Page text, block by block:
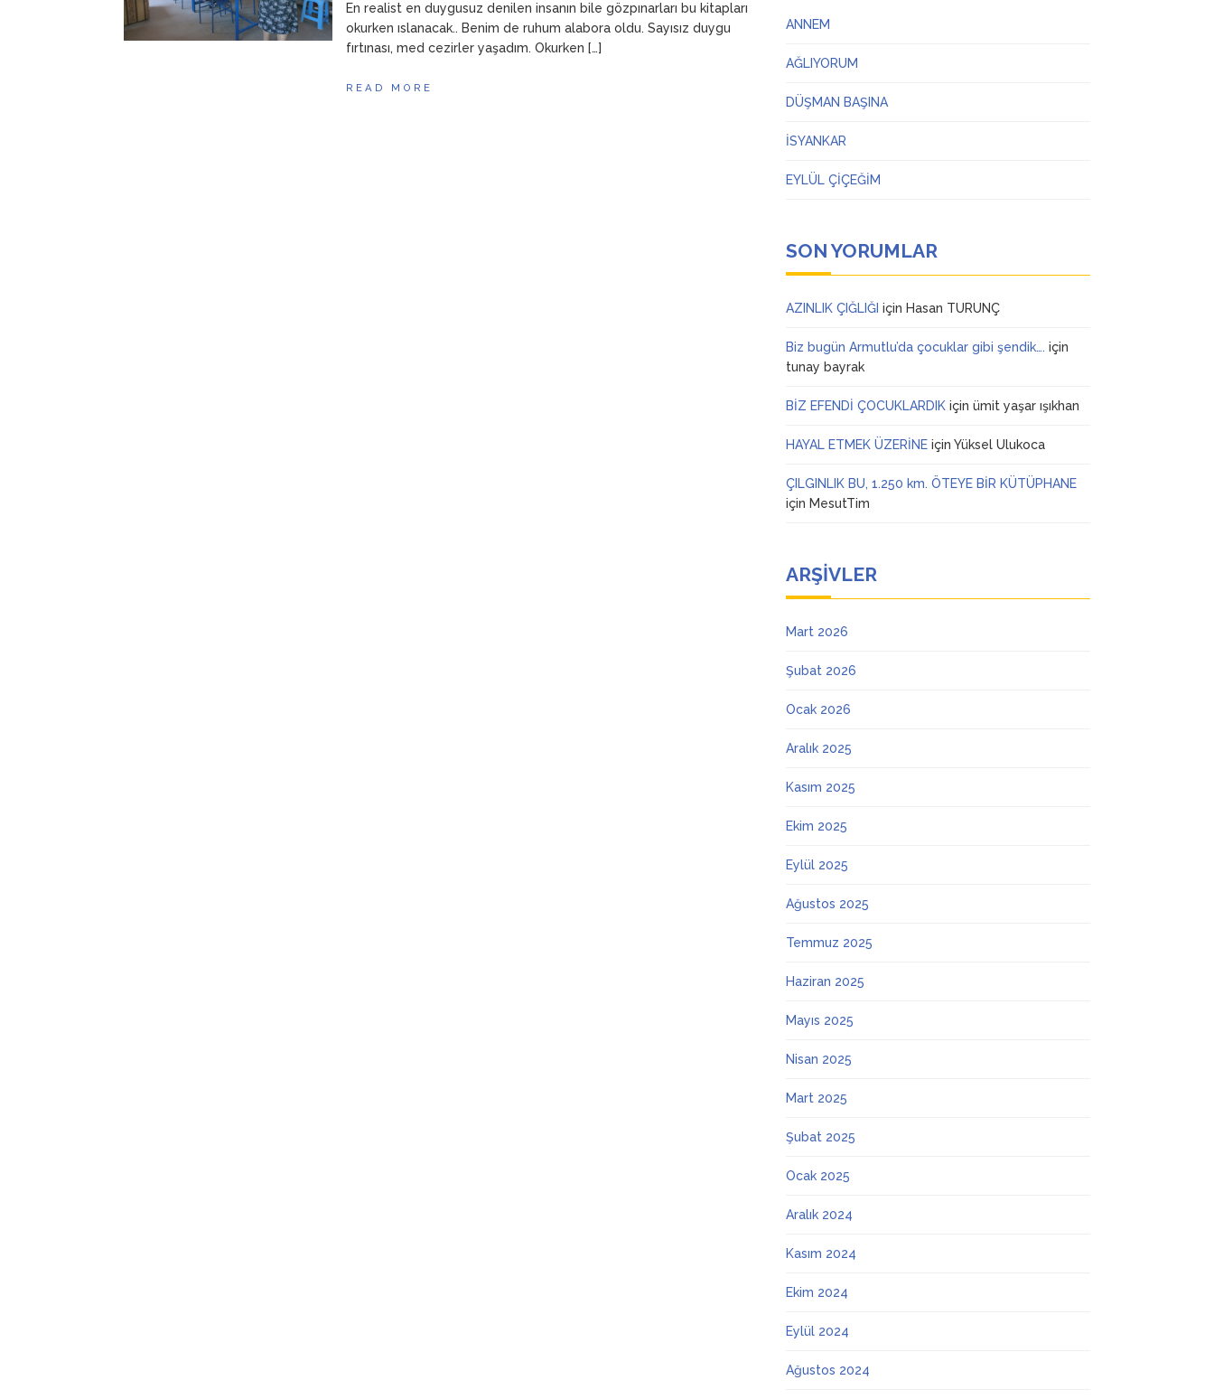
En realist en duygusuz denilen insanın bile gözpınarları bu kitapları
okurken ıslanacak.. Benim de ruhum alabora oldu. Sayısız duygu
fırtınası, med cezirler yaşadım. Okurken […]
READ MORE
ANNEM
AĞLIYORUM
DÜŞMAN BAŞINA
İSYANKAR
EYLÜL ÇİÇEĞİM
SON YORUMLAR
AZINLIK ÇIĞLIĞI için Hasan TURUNÇ
Biz bugün Armutlu’da çocuklar gibi şendik…. için
tunay bayrak
BİZ EFENDİ ÇOCUKLARDIK içinümit yaşar ışıkhan
HAYAL ETMEK ÜZERİNE içinYüksel Ulukoca
ÇILGINLIK BU, 1.250 km. ÖTEYE BİR KÜTÜPHANE
için MesutTim
ARŞIVLER
Mart 2026
Şubat 2026
Ocak 2026
Aralık 2025
Kasım 2025
Ekim 2025
Eylül 2025
Ağustos 2025
Temmuz 2025
Haziran 2025
Mayıs 2025
Nisan 2025
Mart 2025
Şubat 2025
Ocak 2025
Aralık 2024
Kasım 2024
Ekim 2024
Eylül 2024
Ağustos 2024